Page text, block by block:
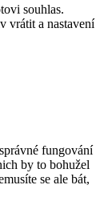
souhlas.
vrátit a nastavení
fungování
by to bohužel
se ale bát,